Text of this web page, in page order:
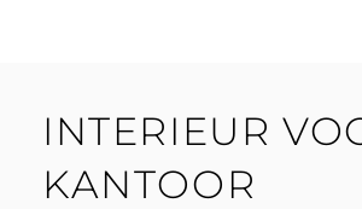
INTERIEUR
KANTOOR